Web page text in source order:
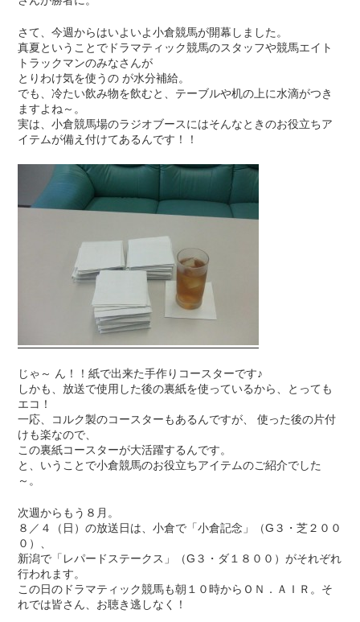
さて、今週からはいよいよ小倉競馬が開幕しました。
真夏ということでドラマティック競馬のスタッフや競馬エイト
トラックマンのみなさんが
とりわけ気を使うの が水分補給。
でも、冷たい飲み物を飲むと、テーブルや机の上に水滴がつき
ますよね～。
実は、小倉競馬場のラジオブースにはそんなときのお役立ちア
イテムが備え付けてあるんです！！
じゃ～ ん！！紙で出来た手作りコースターです♪
しかも、放送で使用した後の裏紙を使っているから、とっても
エコ！
一応、コルク製のコースターもあるんですが、 使った後の片付
けも楽なので、
この裏紙コースターが大活躍するんです。
と、いうことで小倉競馬のお役立ちアイテムのご紹介でした
～。
次週からもう８月。
８／４（日）の放送日は、小倉で「小倉記念」（G３・芝２００
０）、
新潟で「レパードステークス」（G３・ダ１８００）がそれぞれ
行われます。
この日のドラマティック競馬も朝１０時からＯＮ．ＡＩＲ。そ
れでは皆さん、お聴き逃しなく！